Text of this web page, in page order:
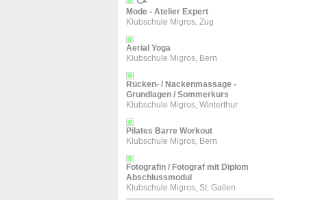
Mode - Atelier Expert
Klubschule Migros, Zug
Aerial Yoga
Klubschule Migros, Bern
Rücken- / Nackenmassage -
Grundlagen / Sommerkurs
Klubschule Migros, Winterthur
Pilates Barre Workout
Klubschule Migros, Bern
Fotografin / Fotograf mit Diplom
Abschlussmodul
Klubschule Migros, St. Gallen